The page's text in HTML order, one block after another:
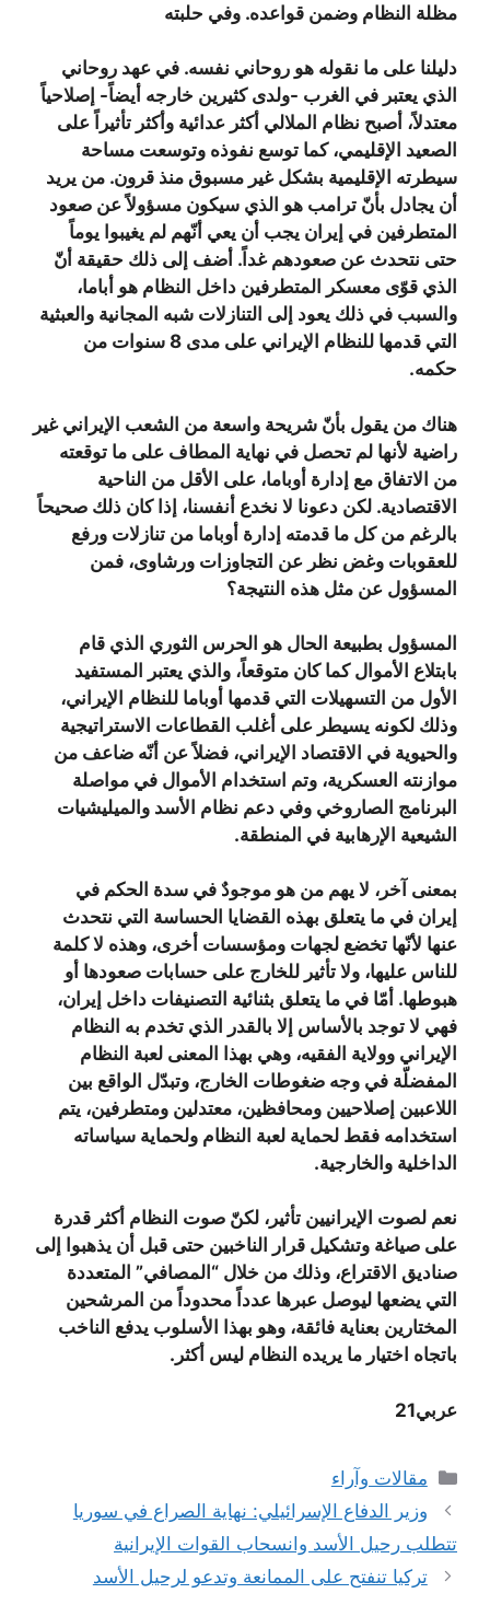
مظلة النظام وضمن قواعده. وفي حلبته
دليلنا على ما نقوله هو روحاني نفسه. في عهد روحاني
الذي يعتبر في الغرب -ولدى كثيرين خارجه أيضاً- إصلاحياً
معتدلاً، أصبح نظام الملالي أكثر عدائية وأكثر تأثيراً على
الصعيد الإقليمي، كما توسع نفوذه وتوسعت مساحة
سيطرته الإقليمية بشكل غير مسبوق منذ قرون. من يريد
أن يجادل بأنّ ترامب هو الذي سيكون مسؤولاً عن صعود
المتطرفين في إيران يجب أن يعي أنّهم لم يغيبوا يوماً
حتى نتحدث عن صعودهم غداً. أضف إلى ذلك حقيقة أنّ
الذي قوّى معسكر المتطرفين داخل النظام هو أباما،
والسبب في ذلك يعود إلى التنازلات شبه المجانية والعبثية
التي قدمها للنظام الإيراني على مدى 8 سنوات من
حكمه.
هناك من يقول بأنّ شريحة واسعة من الشعب الإيراني غير
راضية لأنها لم تحصل في نهاية المطاف على ما توقعته
من الاتفاق مع إدارة أوباما، على الأقل من الناحية
الاقتصادية. لكن دعونا لا نخدع أنفسنا، إذا كان ذلك صحيحاً
بالرغم من كل ما قدمته إدارة أوباما من تنازلات ورفع
للعقوبات وغض نظر عن التجاوزات ورشاوى، فمن
المسؤول عن مثل هذه النتيجة؟
المسؤول بطبيعة الحال هو الحرس الثوري الذي قام
بابتلاع الأموال كما كان متوقعاً، والذي يعتبر المستفيد
الأول من التسهيلات التي قدمها أوباما للنظام الإيراني،
وذلك لكونه يسيطر على أغلب القطاعات الاستراتيجية
والحيوية في الاقتصاد الإيراني، فضلاً عن أنّه ضاعف من
موازنته العسكرية، وتم استخدام الأموال في مواصلة
البرنامج الصاروخي وفي دعم نظام الأسد والميليشيات
الشيعية الإرهابية في المنطقة.
بمعنى آخر، لا يهم من هو موجودٌ في سدة الحكم في
إيران في ما يتعلق بهذه القضايا الحساسة التي نتحدث
عنها لأنّها تخضع لجهات ومؤسسات أخرى، وهذه لا كلمة
للناس عليها، ولا تأثير للخارج على حسابات صعودها أو
هبوطها. أمّا في ما يتعلق بثنائية التصنيفات داخل إيران،
فهي لا توجد بالأساس إلا بالقدر الذي تخدم به النظام
الإيراني وولاية الفقيه، وهي بهذا المعنى لعبة النظام
المفضلّة في وجه ضغوطات الخارج، وتبدّل الواقع بين
اللاعبين إصلاحيين ومحافظين، معتدلين ومتطرفين، يتم
استخدامه فقط لحماية لعبة النظام ولحماية سياساته
الداخلية والخارجية.
نعم لصوت الإيرانيين تأثير، لكنّ صوت النظام أكثر قدرة
على صياغة وتشكيل قرار الناخبين حتى قبل أن يذهبوا إلى
صناديق الاقتراع، وذلك من خلال “المصافي” المتعددة
التي يضعها ليوصل عبرها عدداً محدوداً من المرشحين
المختارين بعناية فائقة، وهو بهذا الأسلوب يدفع الناخب
باتجاه اختيار ما يريده النظام ليس أكثر.
عربي21
التصنيفات
مقالات وآراء
وزير الدفاع الإسرائيلي: نهاية الصراع في سوريا
تتطلب رحيل الأسد وانسحاب القوات الإيرانية
تركيا تنفتح على الممانعة وتدعو لرحيل الأسد